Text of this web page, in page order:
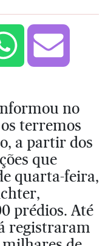
no
terremos
a partir dos
que
quarta-feira,
prédios. Até
registraram